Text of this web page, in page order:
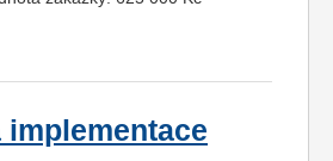
implementace